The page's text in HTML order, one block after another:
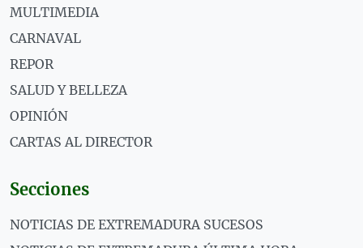
MULTIMEDIA
CARNAVAL
REPOR
SALUD Y BELLEZA
OPINIÓN
CARTAS AL DIRECTOR
Secciones
NOTICIAS DE EXTREMADURA SUCESOS